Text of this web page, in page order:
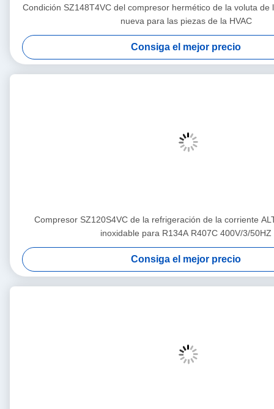
Condición SZ148T4VC del compresor hermético de la voluta de
nueva para las piezas de la HVAC
Consiga el mejor precio
Compresor SZ120S4VC de la refrigeración de la corriente
inoxidable para R134A R407C 400V/3/50HZ
Consiga el mejor precio